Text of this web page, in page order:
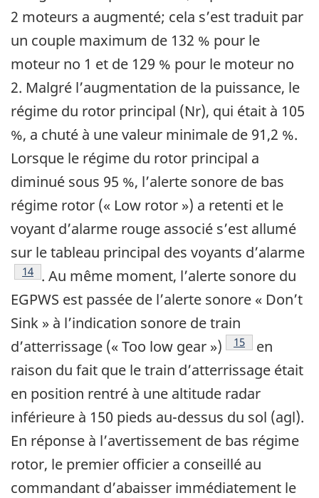
2 moteurs a augmenté; cela s’est traduit par
un couple maximum de 132 % pour le
moteur no 1 et de 129 % pour le moteur no
2. Malgré l’augmentation de la puissance, le
régime du rotor principal (Nr), qui était à 105
%, a chuté à une valeur minimale de 91,2 %.
Lorsque le régime du rotor principal a
diminué sous 95 %, l’alerte sonore de bas
régime rotor (« Low rotor ») a retenti et le
voyant d’alarme rouge associé s’est allumé
sur le tableau principal des voyants d’alarme
Footnote
14 . Au même moment, l’alerte sonore du
EGPWS est passée de l’alerte sonore « Don’t
Sink » à l’indication sonore de train
d’atterrissage (« Too low gear »)
Footnote
15
en
raison du fait que le train d’atterrissage était
en position rentré à une altitude radar
inférieure à 150 pieds au-dessus du sol (agl).
En réponse à l’avertissement de bas régime
rotor, le premier officier a conseillé au
commandant d’abaisser immédiatement le